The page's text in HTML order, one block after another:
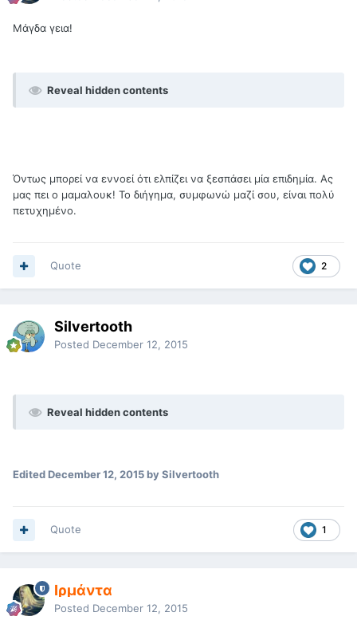
Μάγδα γεια!
Reveal hidden contents
Όντως μπορεί να εννοεί ότι ελπίζει να ξεσπάσει μία επιδημία. Ας
μας πει ο μαμαλουκ! Το διήγημα, συμφωνώ μαζί σου, είναι πολύ
πετυχημένο.
2
Quote
Silvertooth
Posted December 12, 2015
Reveal hidden contents
EditedDecember 12, 2015by Silvertooth
1
Quote
Ιρμάντα
Posted December 12, 2015